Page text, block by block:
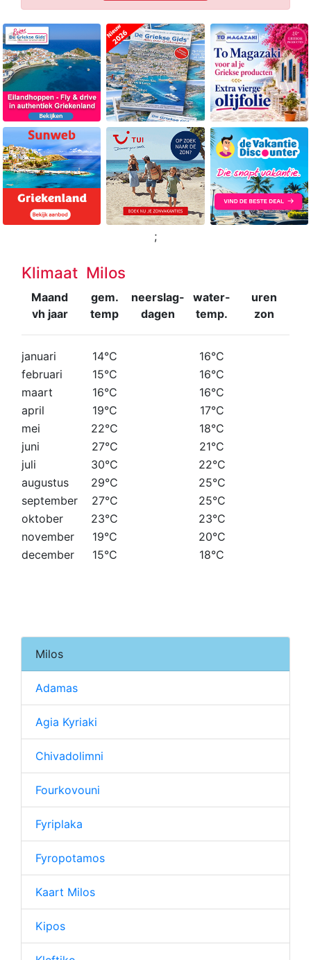
;
Klimaat Milos
Maand
vh jaar
gem.
temp
neerslag-
dagen
water-
temp.
uren
zon
januari 14°C
16°C
februari
15°C
16°C
maart
16°C
16°C
april
19°C
17°C
mei
22°C
18°C
juni
27°C
21°C
juli
30°C
22°C
augustus
29°C
25°C
september
27°C
25°C
oktober
23°C
23°C
november
19°C
20°C
december
15°C 18°C
Milos
Adamas
Agia Kyriaki
Chivadolimni
Fourkovouni
Fyriplaka
Fyropotamos
Kaart Milos
Kipos